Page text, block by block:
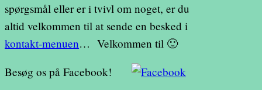
spørgsmål eller er i tvivl om noget, er du
altid velkommen til at sende en besked i
kontakt-menuen… Velkommen til 🙂
Besøg os på Facebook!